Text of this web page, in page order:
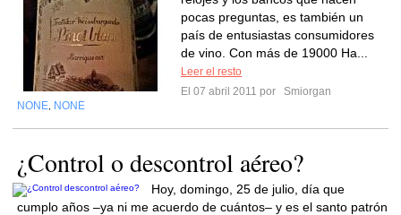
pocas preguntas, es también un
país de entusiastas consumidores
de vino. Con más de 19000 Ha...
Leer el resto
El 07 abril 2011 por
Smiorgan
NONE NONE
¿Control o descontrol aéreo?
Hoy, domingo, 25 de julio, día que
cumplo años –ya ni me acuerdo de cuántos– y es el santo patrón